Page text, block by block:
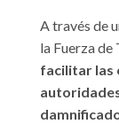
A través de
la Fuerza
facilitar las